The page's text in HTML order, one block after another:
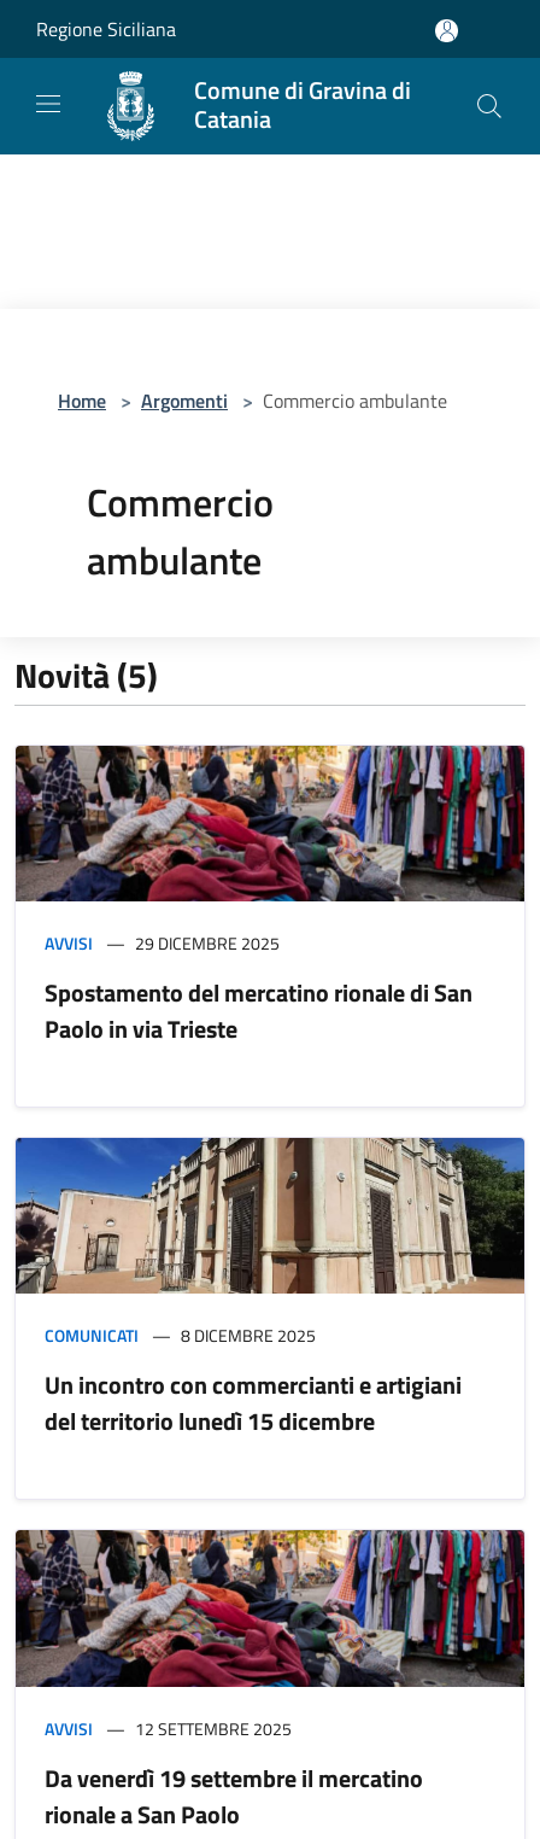
Regione Siciliana
Comune di Gravina di
Catania
Home > Argomenti > Commercio ambulante
Commercio
ambulante
Novità (5)
AVVISI 29 DICEMBRE 2025
Spostamento del mercatino rionale di San
Paolo in via Trieste
COMUNICATI 8 DICEMBRE 2025
Un incontro con commercianti e artigiani
del territorio lunedì 15 dicembre
AVVISI 12 SETTEMBRE 2025
Da venerdì 19 settembre il mercatino
rionale a San Paolo